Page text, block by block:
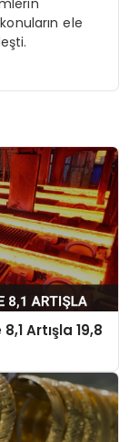
ele
Artışla 19,8